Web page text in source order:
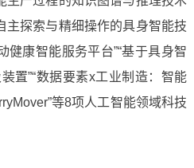
主探索与精细操作的具身智能技
健康智能服务平台”“基于具身智
置”“数据要素x工业制造：智能
等8项人工智能领域科技